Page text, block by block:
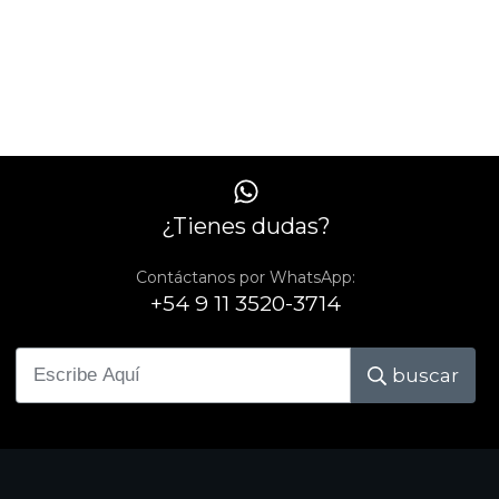
¿Tienes dudas?
Contáctanos por WhatsApp:
+54 9 11 3520-3714
buscar